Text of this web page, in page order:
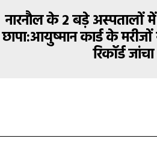
नारनौल के 2 बड़े अस्पतालों
छापा:आयुष्मान कार्ड के
रिकॉर्ड जांचा